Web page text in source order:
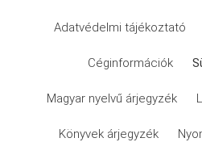
Adatvédelmi tájékoztató
Céginformációk
Magyar nyelvű árjegyzék
Könyvek árjegyzék